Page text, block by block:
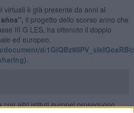
virtuali è già presente da anni al
il progetto dello scorso anno che
III G LES, ha ottenuto il doppio
ed europeo.
d/
).
con altri istituti europei proseguono